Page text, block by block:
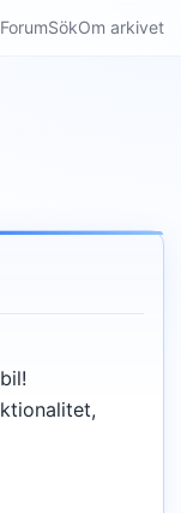
ForumSökOm arkivet